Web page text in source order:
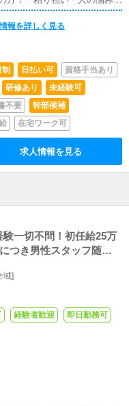
きなど
報を詳しく見る
日払い可
資格手当あり
研修あり
未経験可
不要
幹部候補
在宅ワーク可
求人情報を見る
一切不問！初任給25万
つき男性スタッフ随時
域]
経験者歓迎 即日勤務可